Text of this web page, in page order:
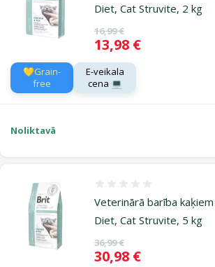
Diet, Cat Struvite, 2 kg
Oriģinālā cena
16,99 €
Cena
13,98 €
💛Grain-
free
E-veikala
cena 💻
Noliktavā
Veterinārā barība
Diet, Cat Struvite, 5 kg
Oriģinālā cena
36,99 €
Cena
30,98 €